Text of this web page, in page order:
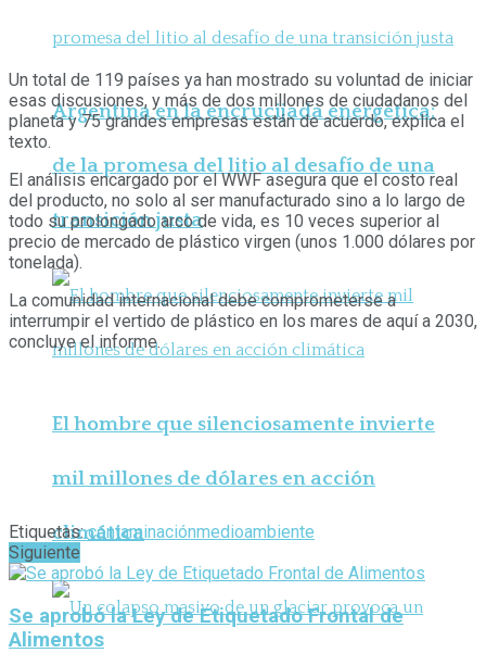
Argentina en la encrucijada energética:
de la promesa del litio al desafío de una
transición justa
El hombre que silenciosamente invierte
mil millones de dólares en acción
climática
Un total de 119 países ya han mostrado su voluntad de iniciar
esas discusiones, y más de dos millones de ciudadanos del
planeta y 75 grandes empresas están de acuerdo, explica el
texto.
El análisis encargado por el WWF asegura que el costo real
del producto, no solo al ser manufacturado sino a lo largo de
todo su prolongado arco de vida, es 10 veces superior al
precio de mercado de plástico virgen (unos 1.000 dólares por
tonelada).
La comunidad internacional debe comprometerse a
interrumpir el vertido de plástico en los mares de aquí a 2030,
concluye el informe.
Etiquetas: contaminaciónmedioambiente
Siguiente
Se aprobó la Ley de Etiquetado Frontal de
Alimentos